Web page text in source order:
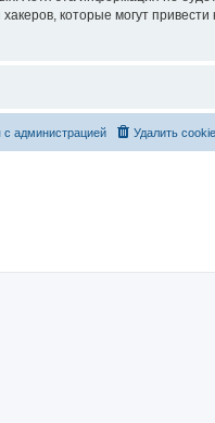
которые могут привести
Удалить
с администрацией